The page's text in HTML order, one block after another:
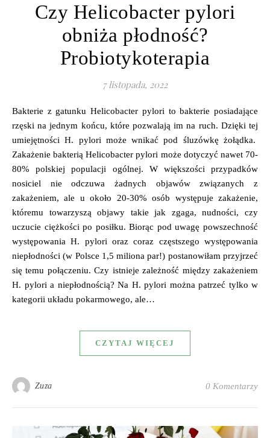
Czy Helicobacter pylori
obniża płodność?
Probiotykoterapia
7 listopada, 2022
Bakterie z gatunku Helicobacter pylori to bakterie posiadające
rzęski na jednym końcu, które pozwalają im na ruch. Dzięki tej
umiejętności H. pylori może wnikać pod śluzówkę żołądka.
Zakażenie bakterią Helicobacter pylori może dotyczyć nawet 70-
80% polskiej populacji ogólnej. W większości przypadków
nosiciel nie odczuwa żadnych objawów związanych z
zakażeniem, ale u około 20-30% osób występuje zakażenie,
któremu towarzyszą objawy takie jak zgaga, nudności, czy
uczucie ciężkości po posiłku. Biorąc pod uwagę powszechność
występowania H. pylori oraz coraz częstszego występowania
niepłodności (w Polsce 1,5 miliona par!) postanowiłam przyjrzeć
się temu połączeniu. Czy istnieje zależność między zakażeniem
H. pylori a niepłodnością? Na H. pylori można patrzeć tylko w
kategorii układu pokarmowego, ale…
CZYTAJ WIĘCEJ
Zuza 0 Komentarzy